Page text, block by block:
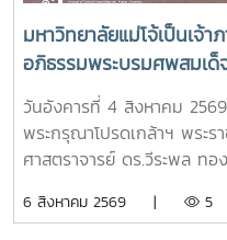
มหาวิทยาลัยแม่โจ้เป็นเจ้
อภิธรรมพระบรมศพสมเด็
ราชินีนาถ พระบรมราชช
ถวายบังคมพระศพ สมเด็จ
ภา นเรนทิราเทพยวดี ก
วันอังคารที่ 4 สิงหาคม
พระกรุณาโปรดเกล้าฯ พระ
ศาสตราจารย์ ดร.วีระพล ท
บุคลากร รวมจำนวน 25 คน
6 สิงหาคม 2569 | 5